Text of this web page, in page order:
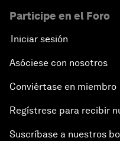
Participe en el Foro
Iniciar sesión
Asóciese con nosotros
Conviértase en miembro
Regístrese para recibir
Suscríbase a nuestros